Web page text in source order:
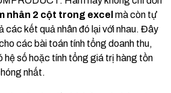
nhân 2 cột trong excel mà còn tự
kết quả nhân đó lại với nhau. Đây
các bài toán tính tổng doanh thu,
hệ số hoặc tính tổng giá trị hàng tồn
nhất.